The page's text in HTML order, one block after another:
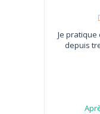
Je
depuis